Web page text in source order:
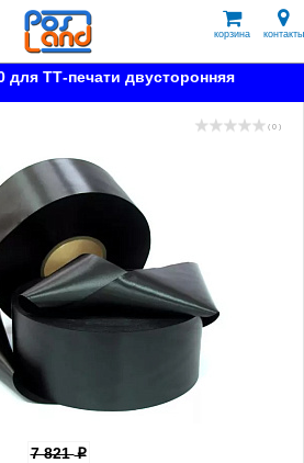
корзина контакты
для ТТ-печати двусторонняя
( 0 )
7 821p